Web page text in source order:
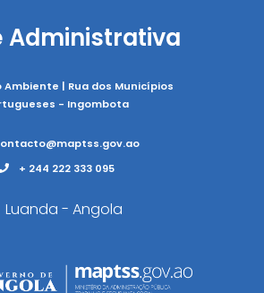
Administrativa
Ambiente | Rua dos Municípios
- Ingombota
+ 244 222 333 095
Luanda - Angola